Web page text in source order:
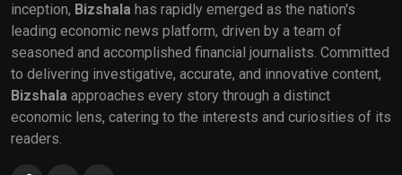
inception, Bizshala has rapidly emerged as the nation's
leading economic news platform, driven by a team of
seasoned and accomplished financial journalists. Committed
to delivering investigative, accurate, and innovative content,
Bizshala approaches every story through a distinct
economic lens, catering to the interests and curiosities of its
readers.